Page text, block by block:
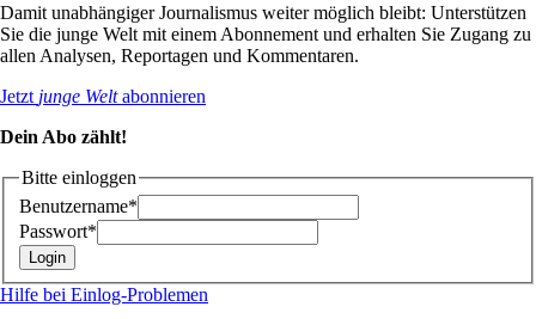
Damit unabhängiger Journalismus weiter möglich bleibt: Unterstützen
Sie die junge Welt mit einem Abonnement und erhalten Sie Zugang zu
allen Analysen, Reportagen und Kommentaren.
Jetzt junge Weltabonnieren
Dein Abo zählt!
Bitte einloggen
Benutzername*
Passwort*
Hilfe bei Einlog-Problemen